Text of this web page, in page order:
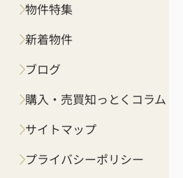
物件特集
新着物件
ブログ
購入・売買知っとくコラム
サイトマップ
プライバシーポリシー